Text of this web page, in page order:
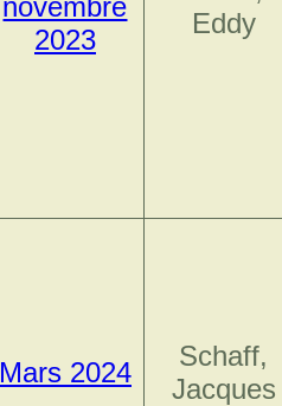
2023
Eddy
Mars 2024
Schaff,
Jacques